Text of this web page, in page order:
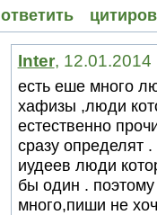
ответить
Inter, 12.01.2014
есть еше много
хафизы ,люди
естественно
сразу определят
иудеев люди
бы один .
много,пиши не